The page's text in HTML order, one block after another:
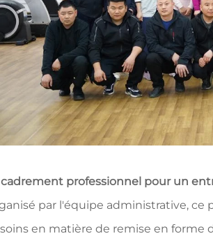
professionnel pour un
par l'équipe administrative, ce
en matière de remise en forme